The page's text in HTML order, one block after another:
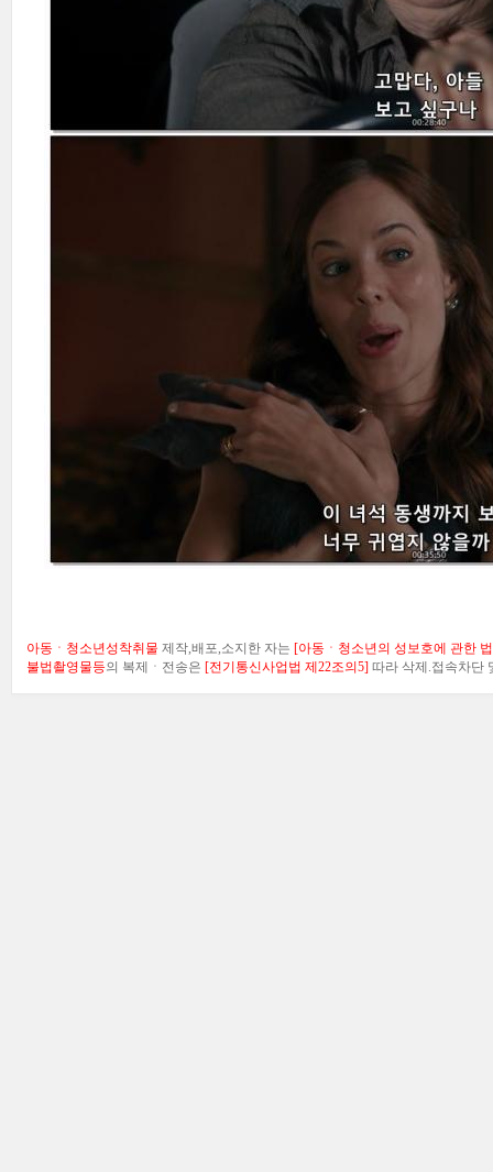
아동ㆍ청소년성착취물 제작,배포,소지한 자는 [아동ㆍ청소년의 성보호에 관한
불법촬영물등의 복제ㆍ전송은 [전기통신사업법 제22조의5] 따라 삭제.접속차단